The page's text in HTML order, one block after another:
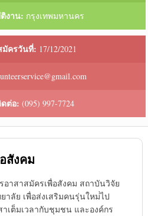
งาน: กรุงเทพมหานคร
ครวันที่: 17/12/2021
ดต่อ: (095) 997-7724
สังคม
อาสาสมัครเพื่อสังคม สถาบันวิจัย
ลัย เพื่อส่งเสริมคนรุ่นใหม่่ไป
เต็มเวลากับชุมชน และองค์กร